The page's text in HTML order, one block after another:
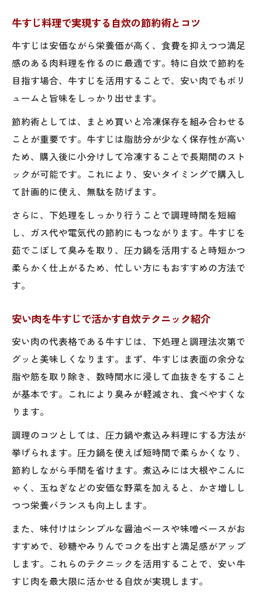
牛すじ料理で実現する自炊の節約術とコツ
牛すじは安価ながら栄養価が高く、食費を抑えつつ満足
感のある肉料理を作るのに最適です。特に自炊で節約を
目指す場合、牛すじを活用することで、安い肉でもボリ
ュームと旨味をしっかり出せます。
節約術としては、まとめ買いと冷凍保存を組み合わせる
ことが重要です。牛すじは脂肪分が少なく保存性が高い
ため、購入後に小分けして冷凍することで長期間のスト
ックが可能です。これにより、安いタイミングで購入し
て計画的に使え、無駄を防げます。
さらに、下処理をしっかり行うことで調理時間を短縮
し、ガス代や電気代の節約にもつながります。牛すじを
茹でこぼして臭みを取り、圧力鍋を活用すると時短かつ
柔らかく仕上がるため、忙しい方にもおすすめの方法で
す。
安い肉を牛すじで活かす自炊テクニック紹介
安い肉の代表格である牛すじは、下処理と調理法次第で
グッと美味しくなります。まず、牛すじは表面の余分な
脂や筋を取り除き、数時間水に浸して血抜きをすること
が基本です。これにより臭みが軽減され、食べやすくな
ります。
調理のコツとしては、圧力鍋や煮込み料理にする方法が
挙げられます。圧力鍋を使えば短時間で柔らかくなり、
節約しながら手間を省けます。煮込みには大根やこんに
ゃく、玉ねぎなどの安価な野菜を加えると、かさ増しし
つつ栄養バランスも向上します。
また、味付けはシンプルな醤油ベースや味噌ベースがお
すすめで、砂糖やみりんでコクを出すと満足感がアップ
します。これらのテクニックを活用することで、安い牛
すじ肉を最大限に活かせる自炊が実現します。